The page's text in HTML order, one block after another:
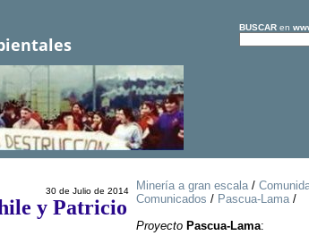
BUSCARen
30 de Julio de 2014
y Patricio
Minería a gran escala/
Comunicados / Pascua-Lama/
Proyecto Pascua-Lama: